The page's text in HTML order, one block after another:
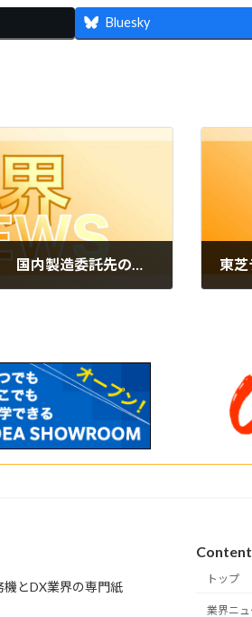
Bluesky
エプソンダイレクト 国内製造委託先の使用電力を100%再エネ化 環境負荷低減ノートPC発売予定
とDX業界の専門紙
トップ
業界ニュ